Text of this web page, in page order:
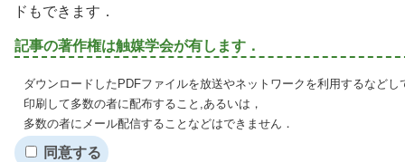
ドもできます．
記事の著作権は触媒学会が有します．
ダウンロードしたPDFファイルを放送やネットワークを利用するなど
印刷して多数の者に配布すること,あるいは，
多数の者にメール配信することなどはできません．
同意する